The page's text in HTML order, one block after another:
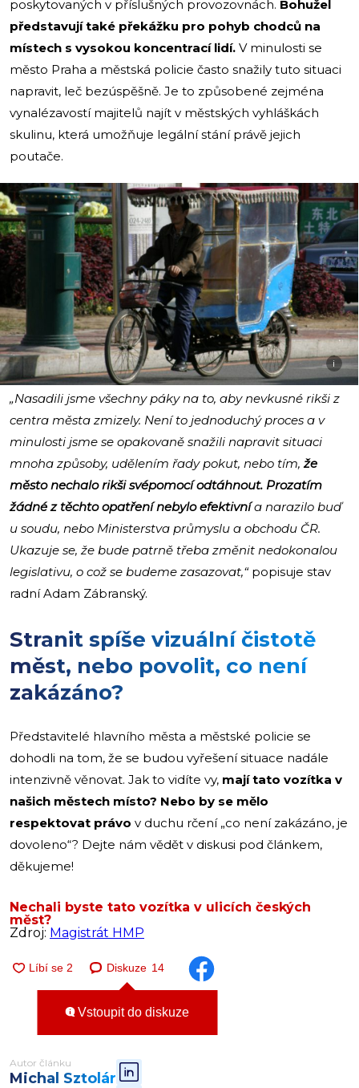
poskytovaných v příslušných provozovnách. Bohužel
představují také překážku pro pohyb chodců na
místech s vysokou koncentrací lidí. V minulosti se
město Praha a městská policie často snažily tuto situaci
napravit, leč bezúspěšně. Je to způsobené zejména
vynalézavostí majitelů najít v městských vyhláškách
skulinu, která umožňuje legální stání právě jejich
poutače.
i
„Nasadili jsme všechny páky na to, aby nevkusné rikši z
centra města zmizely. Není to jednoduchý proces a v
minulosti jsme se opakovaně snažili napravit situaci
mnoha způsoby, udělením řady pokut, nebo tím,že
město nechalo rikši svépomocí odtáhnout. Prozatím
žádné z těchto opatření nebylo efektivnía narazilo buď
u soudu, nebo Ministerstva průmyslu a obchodu ČR.
Ukazuje se, že bude patrně třeba změnit nedokonalou
legislativu, o což se budeme zasazovat,“popisuje stav
radní Adam Zábranský.
Stranit spíše vizuální čistotě
měst, nebo povolit, co není
zakázáno?
Představitelé hlavního města a městské policie se
dohodli na tom, že se budou vyřešení situace nadále
intenzivně věnovat. Jak to vidíte vy, mají tato vozítka v
našich městech místo? Nebo by se mělo
respektovat právo v duchu rčení „co není zakázáno, je
dovoleno“? Dejte nám vědět v diskusi pod článkem,
děkujeme!
Nechali byste tato vozítka v ulicích českých
měst?
Zdroj: Magistrát HMP
Diskuze 14
Vstoupit do diskuze
Autor článku
Michal Sztolár